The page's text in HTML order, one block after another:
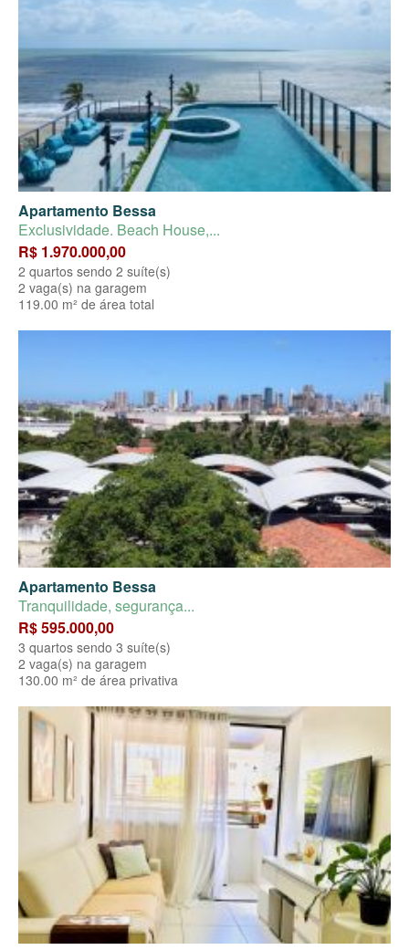
Apartamento Bessa
Exclusividade. Beach House,...
R$ 1.970.000,00
2 quartos sendo 2 suíte(s)
2 vaga(s) na garagem
119.00 m² de área total
Apartamento Bessa
Tranquilidade, segurança...
R$ 595.000,00
3 quartos sendo 3 suíte(s)
2 vaga(s) na garagem
130.00 m² de área privativa